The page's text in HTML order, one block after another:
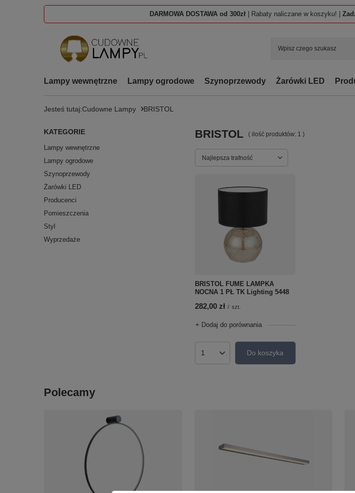
DARMOWA DOSTAWA od 300zł | Rabaty naliczane w koszyku! |
Lampy wewnętrzne Lampy ogrodowe Szynoprzewody Żarówki LED
Jesteś tutaj:Cudowne Lampy BRISTOL
KATEGORIE
Lampy wewnętrzne
Lampy ogrodowe
Szynoprzewody
Żarówki LED
Producenci
Pomieszczenia
Styl
Wyprzedaże
BRISTOL ( ilość produktów: 1 )
Zmień sortowanie
Najlepsza trafność
BRISTOL FUME LAMPKA
NOCNA 1 PŁ TK Lighting 5448
282,00 zł / szt.
+ Dodaj do porównania
Ilość produktówDo koszyka
Polecamy